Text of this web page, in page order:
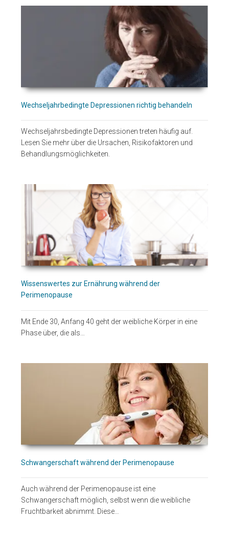
Wechseljahrbedingte Depressionen richtig behandeln
Wechseljahrsbedingte Depressionen treten häufig auf.
Lesen Sie mehr über die Ursachen, Risikofaktoren und
Behandlungsmöglichkeiten.
Wissenswertes zur Ernährung während der
Perimenopause
Mit Ende 30, Anfang 40 geht der weibliche Körper in eine
Phase über, die als…
Schwangerschaft während der Perimenopause
Auch während der Perimenopause ist eine
Schwangerschaft möglich, selbst wenn die weibliche
Fruchtbarkeit abnimmt. Diese…